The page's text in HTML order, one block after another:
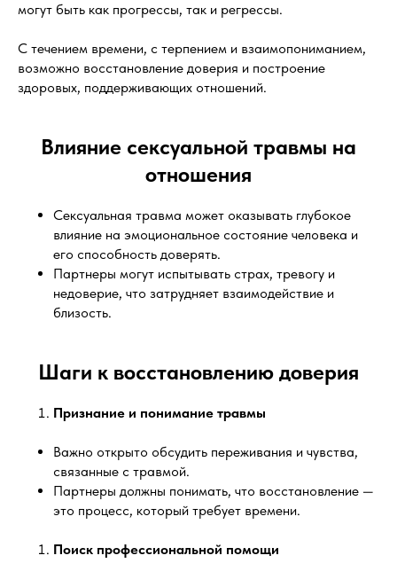
могут быть как прогрессы, так и регрессы.
С течением времени, с терпением и взаимопониманием,
возможно восстановление доверия и построение
здоровых, поддерживающих отношений.
Влияние сексуальной травмы на
отношения
Сексуальная травма может оказывать глубокое
влияние на эмоциональное состояние человека и
его способность доверять.
Партнеры могут испытывать страх, тревогу и
недоверие, что затрудняет взаимодействие и
близость.
Шаги к восстановлению доверия
Признание и понимание травмы
Важно открыто обсудить переживания и чувства,
связанные с травмой.
Партнеры должны понимать, что восстановление —
это процесс, который требует времени.
Поиск профессиональной помощи